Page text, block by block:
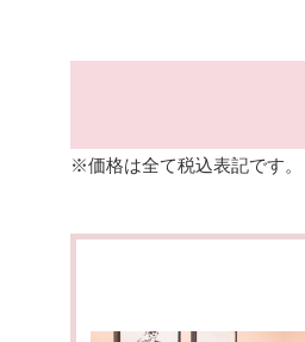
※価格は全て税込表記です。